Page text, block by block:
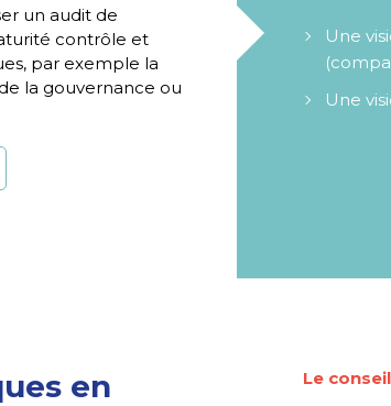
un audit de
contrôle et
par exemple la
la gouvernance ou
Une
Une
en
Le